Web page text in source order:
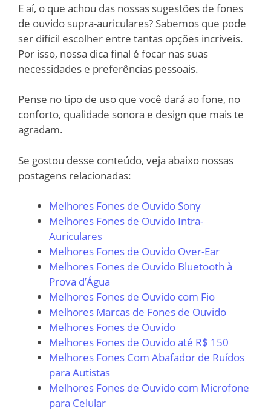
E aí, o que achou das nossas sugestões de fones
de ouvido supra-auriculares? Sabemos que pode
ser difícil escolher entre tantas opções incríveis.
Por isso, nossa dica final é focar nas suas
necessidades e preferências pessoais.
Pense no tipo de uso que você dará ao fone, no
conforto, qualidade sonora e design que mais te
agradam.
Se gostou desse conteúdo, veja abaixo nossas
postagens relacionadas:
Melhores Fones de Ouvido Sony
Melhores Fones de Ouvido Intra-
Auriculares
Melhores Fones de Ouvido Over-Ear
Melhores Fones de Ouvido Bluetooth à
Prova d’Água
Melhores Fones de Ouvido com Fio
Melhores Marcas de Fones de Ouvido
Melhores Fones de Ouvido
Melhores Fones de Ouvido até R$ 150
Melhores Fones Com Abafador de Ruídos
para Autistas
Melhores Fones de Ouvido com Microfone
para Celular